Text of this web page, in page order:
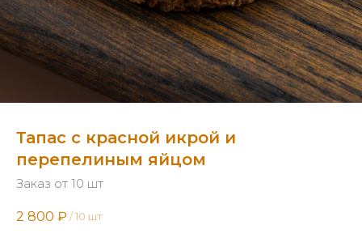
Тапас с красной икрой и
перепелиным яйцом
Заказ от 10 шт
2 800 ₽ / 10 шт